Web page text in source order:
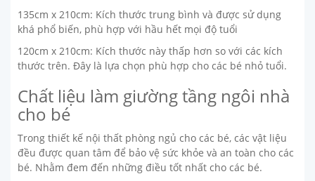
135cm x 210cm: Kích thước trung bình và được sử dụng
khá phổ biến, phù hợp với hầu hết mọi độ tuổi
120cm x 210cm: Kích thước này thấp hơn so với các kích
thước trên. Đây là lựa chọn phù hợp cho các bé nhỏ tuổi.
Chất liệu làm giường tầng ngôi nhà
cho bé
Trong thiết kế nội thất phòng ngủ cho các bé, các vật liệu
đều được quan tâm để bảo vệ sức khỏe và an toàn cho các
bé. Nhằm đem đến những điều tốt nhất cho các bé.